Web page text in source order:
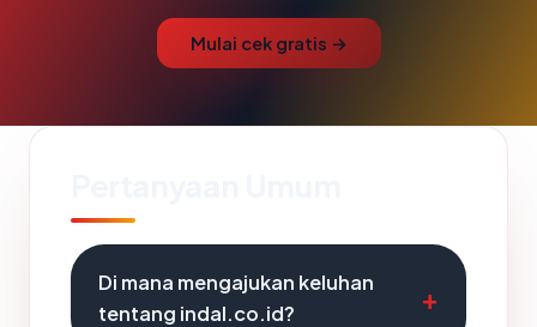
Mulai cek gratis →
Di mana mengajukan keluhan
tentang indal.co.id?